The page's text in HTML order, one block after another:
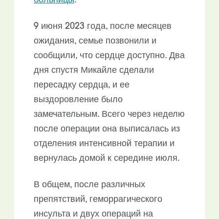
9 июня 2023 года, после месяцев
ожидания, семье позвонили и
сообщили, что сердце доступно. Два
дня спустя Микайле сделали
пересадку сердца, и ее
выздоровление было
замечательным. Всего через неделю
после операции она выписалась из
отделения интенсивной терапии и
вернулась домой к середине июля.
В общем, после различных
препятствий, геморрагического
инсульта и двух операций на